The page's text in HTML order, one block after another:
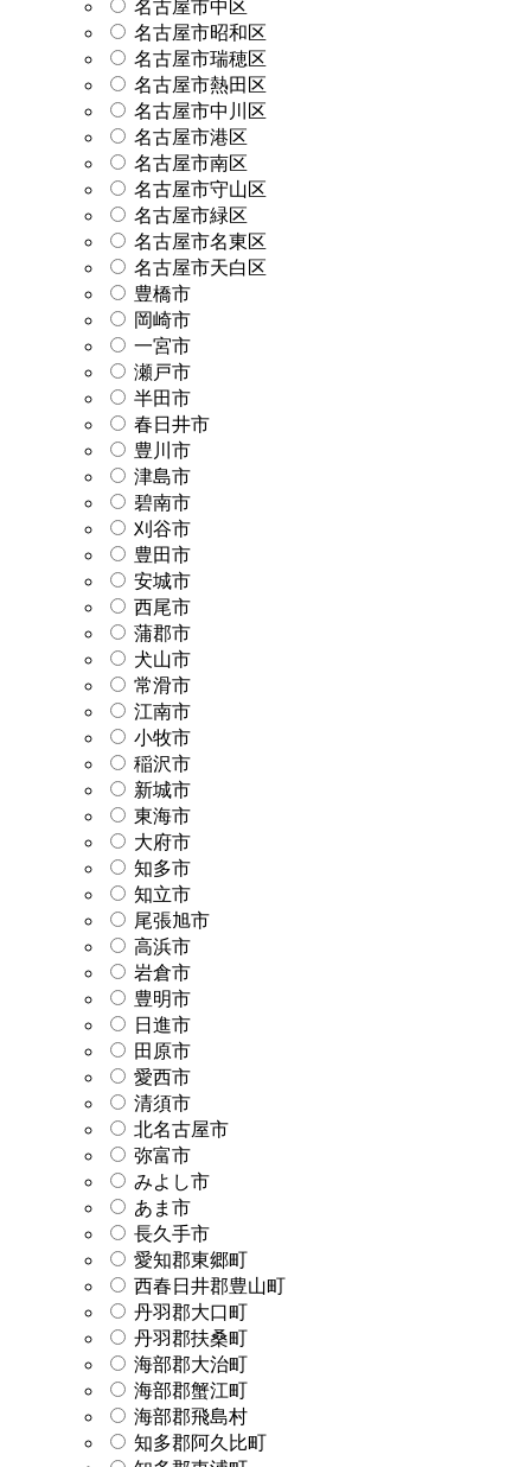
名古屋市中区
名古屋市昭和区
名古屋市瑞穂区
名古屋市熱田区
名古屋市中川区
名古屋市港区
名古屋市南区
名古屋市守山区
名古屋市緑区
名古屋市名東区
名古屋市天白区
豊橋市
岡崎市
一宮市
瀬戸市
半田市
春日井市
豊川市
津島市
碧南市
刈谷市
豊田市
安城市
西尾市
蒲郡市
犬山市
常滑市
江南市
小牧市
稲沢市
新城市
東海市
大府市
知多市
知立市
尾張旭市
高浜市
岩倉市
豊明市
日進市
田原市
愛西市
清須市
北名古屋市
弥富市
みよし市
あま市
長久手市
愛知郡東郷町
西春日井郡豊山町
丹羽郡大口町
丹羽郡扶桑町
海部郡大治町
海部郡蟹江町
海部郡飛島村
知多郡阿久比町